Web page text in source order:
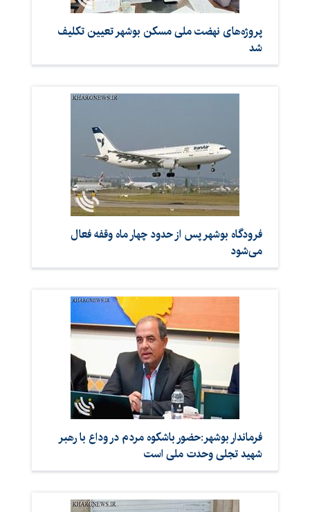
پروژه‌های نهضت ملی مسکن بوشهر تعیین تکلیف
شد
فرودگاه بوشهر پس از حدود چهار ماه وقفه فعال
می‌شود
فرماندار بوشهر:حضور باشکوه مردم در وداع با رهبر
شهید تجلی وحدت ملی است